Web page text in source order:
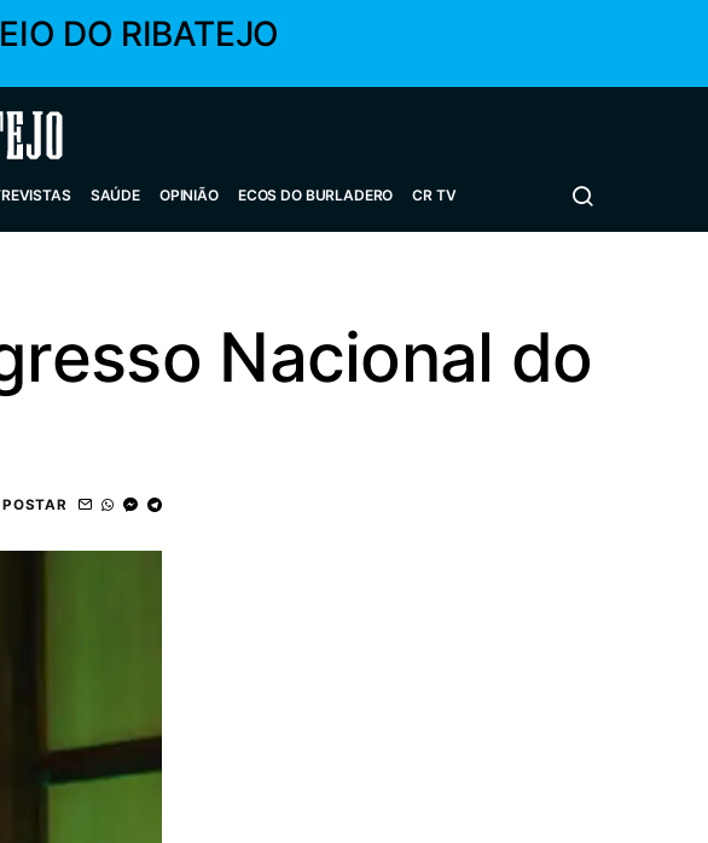
DO RIBATEJO
SAÚDE OPINIÃO ECOS DO BURLADERO CR TV
Nacional do
POSTAR